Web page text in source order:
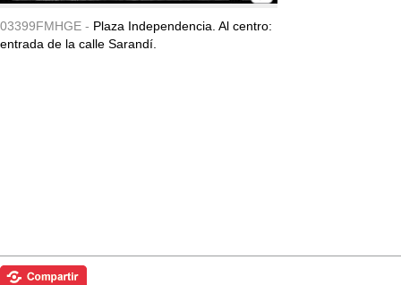
03399FMHGE - Plaza Independencia. Al centro:
entrada de la calle Sarandí.